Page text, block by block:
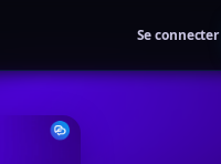
Se connecter